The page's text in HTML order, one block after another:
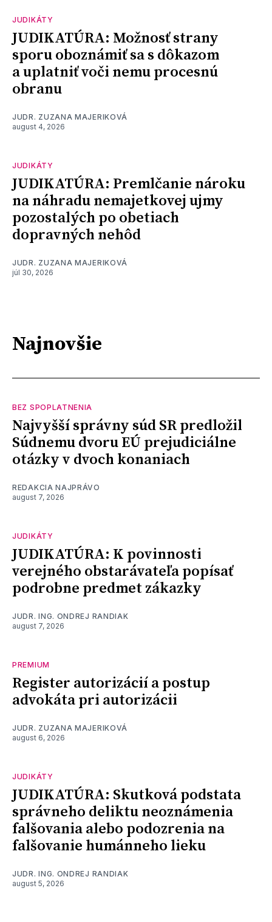
JUDIKÁTY
JUDIKATÚRA: Možnosť strany
sporu oboznámiť sa s dôkazom
a uplatniť voči nemu procesnú
obranu
JUDR. ZUZANA MAJERIKOVÁ
august 4, 2026
JUDIKÁTY
JUDIKATÚRA: Premlčanie nároku
na náhradu nemajetkovej ujmy
pozostalých po obetiach
dopravných nehôd
JUDR. ZUZANA MAJERIKOVÁ
júl 30, 2026
Najnovšie
BEZ SPOPLATNENIA
Najvyšší správny súd SR predložil
Súdnemu dvoru EÚ prejudiciálne
otázky v dvoch konaniach
REDAKCIA NAJPRÁVO
august 7, 2026
JUDIKÁTY
JUDIKATÚRA: K povinnosti
verejného obstarávateľa popísať
podrobne predmet zákazky
JUDR. ING. ONDREJ RANDIAK
august 7, 2026
PREMIUM
Register autorizácií a postup
advokáta pri autorizácii
JUDR. ZUZANA MAJERIKOVÁ
august 6, 2026
JUDIKÁTY
JUDIKATÚRA: Skutková podstata
správneho deliktu neoznámenia
falšovania alebo podozrenia na
falšovanie humánneho lieku
JUDR. ING. ONDREJ RANDIAK
august 5, 2026